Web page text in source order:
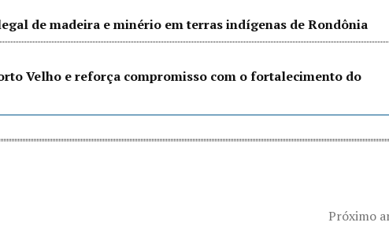
de madeira e minério em terras indígenas de Rondônia
Velho e reforça compromisso com o fortalecimento do
Próximo